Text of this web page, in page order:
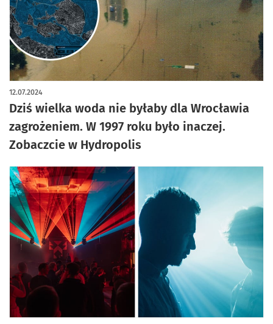
Dziś wielka woda nie byłaby dla Wrocławia
zagrożeniem. W 1997 roku było inaczej.
Zobaczcie w Hydropolis
12.07.2024
artykuł z galerią zdjęć